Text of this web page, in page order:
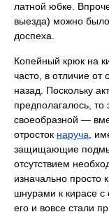
латной юбке.
выезда) можно было
доспеха.
Копейный крюк на
часто, в отличие от
назад. Поскольку
предполагалось,
своеобразной —
отросток наруча ,
защищающие
отсутствием
изначально просто
шнурами к кирасе
его и вовсе стали